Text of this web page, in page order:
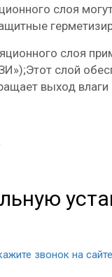
слоя
слоя
слой
выход влаги
звонок на сайте